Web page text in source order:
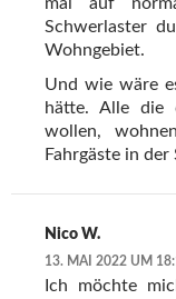
Schwerlaster
Wohngebiet.
Und wie wäre
hätte. Alle die
wollen,
Fahrgäste in
Nico W.
13. MAI 2022 UM
Ich möchte